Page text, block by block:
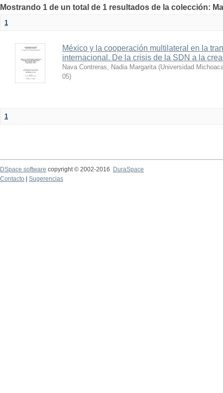
Mostrando 1 de un total de 1 resultados de la colección:
1
México y la cooperación multilateral en la
internacional. De la crisis de la SDN a la
Nava Contreras, Nadia Margarita (Universidad
05)
1
DSpace software copyright © 2002-2016
DuraSpace
Contacto
Sugerencias